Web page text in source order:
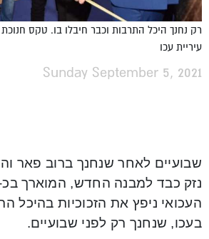
רק נחנך היכל התרבות וכבר חיבלו בו. טקס
עיריית עכו
Sunday September 5, 2021
שבועיים לאחר שנחנך ברוב פאר
העכואי ניפץ את הזכוכיות בהיכל
בעכו, שנחנך רק לפני שבועיים.